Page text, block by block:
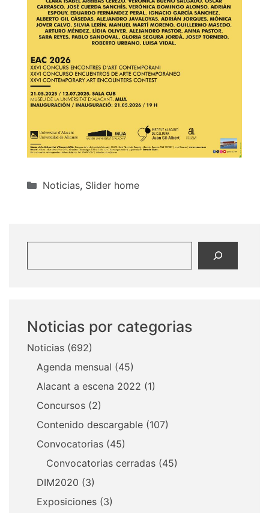
Categorías
Noticias, Slider home
Noticias por categorias
Noticias (692)
Agenda mensual (45)
Alacant a escena 2022 (1)
Concursos (2)
Contenido descargable (107)
Convocatorias (45)
Convocatorias cerradas (45)
DIM2020 (3)
Exposiciones (3)